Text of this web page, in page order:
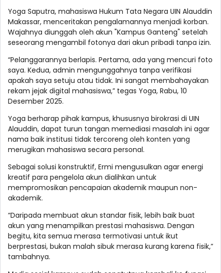
Yoga Saputra, mahasiswa Hukum Tata Negara UIN Alauddin
Makassar, menceritakan pengalamannya menjadi korban.
Wajahnya diunggah oleh akun "Kampus Ganteng" setelah
seseorang mengambil fotonya dari akun pribadi tanpa izin.
“Pelanggarannya berlapis. Pertama, ada yang mencuri foto
saya. Kedua, admin mengunggahnya tanpa verifikasi
apakah saya setuju atau tidak. Ini sangat membahayakan
rekam jejak digital mahasiswa,” tegas Yoga, Rabu, 10
Desember 2025.
Yoga berharap pihak kampus, khususnya birokrasi di UIN
Alauddin, dapat turun tangan memediasi masalah ini agar
nama baik institusi tidak tercoreng oleh konten yang
merugikan mahasiswa secara personal.
Sebagai solusi konstruktif, Ermi mengusulkan agar energi
kreatif para pengelola akun dialihkan untuk
mempromosikan pencapaian akademik maupun non-
akademik.
“Daripada membuat akun standar fisik, lebih baik buat
akun yang menampilkan prestasi mahasiswa. Dengan
begitu, kita semua merasa termotivasi untuk ikut
berprestasi, bukan malah sibuk merasa kurang karena fisik,”
tambahnya.